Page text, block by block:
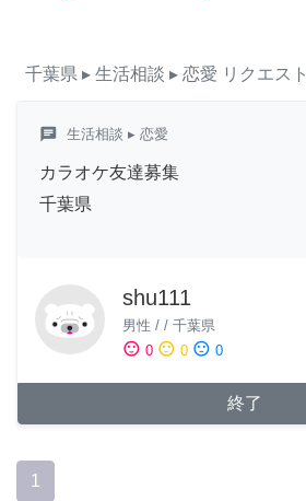
千葉県 ▸ 生活相談 ▸ 恋愛 リクエスト
chat 生活相談 ▸ 恋愛
カラオケ友達募集
千葉県
shu111
男性 / / 千葉県
sentiment_satisfied 0 sentiment_neutral 0 sentiment_dissatisfied 0
終了
1